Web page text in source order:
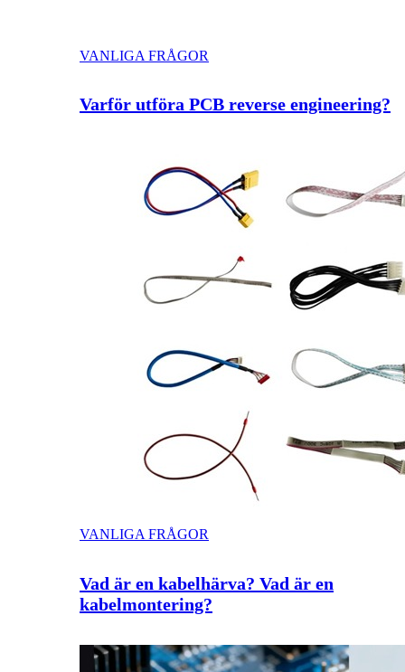
VANLIGA FRÅGOR
Varför utföra PCB reverse engineering?
VANLIGA FRÅGOR
Vad är en kabelhärva? Vad är en
kabelmontering?